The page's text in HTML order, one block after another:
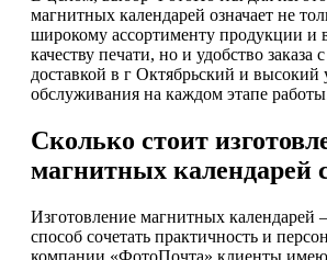
магнитных календарей означает не
широкому ассортименту продукции и
качеству печати, но и удобство заказа
доставкой в г Октябрьский и высокий
обслуживания на каждом этапе
Сколько стоит
магнитных календарей
Изготовление магнитных календарей
способ сочетать практичность и
компании «ФотоПочта» клиенты